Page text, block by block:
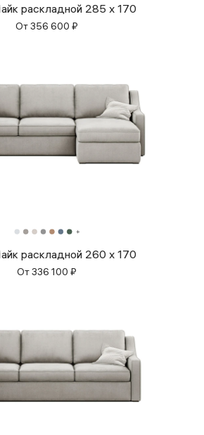
раскладной 285 x 170
От356 600 ₽
раскладной 260 x 170
От336 100 ₽